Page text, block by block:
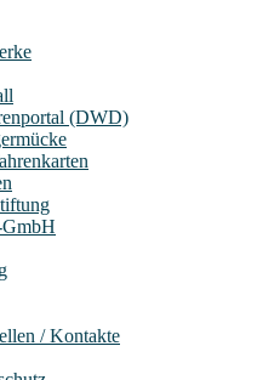
(DWD)
GmbH
/ Kontakte